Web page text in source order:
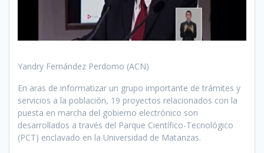
Yandry Fernández Perdomo (ACN)
En aras de informatizar un grupo importante de trámites y
servicios a la población, 19 proyectos relacionados con la
puesta en marcha del gobierno electrónico son
desarrollados a través del Parque Científico-Tecnológico
(PCT) enclavado en la Universidad de Matanzas.